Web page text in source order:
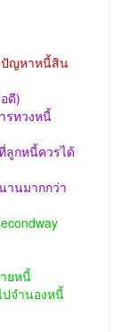
ปัญหาหนี้สิน
ดี)
รทวงหนี้
ลูกหนี้ควรได้
านมากกว่า
ยหนี้
ปจำนองหนี้